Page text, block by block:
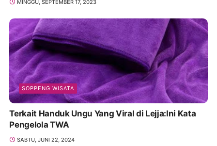
MINGGU, SEPTEMBER 17, 2023
SOPPENG WISATA
Terkait Handuk Ungu Yang Viral di Lejja:Ini Kata
Pengelola TWA
SABTU, JUNI 22, 2024